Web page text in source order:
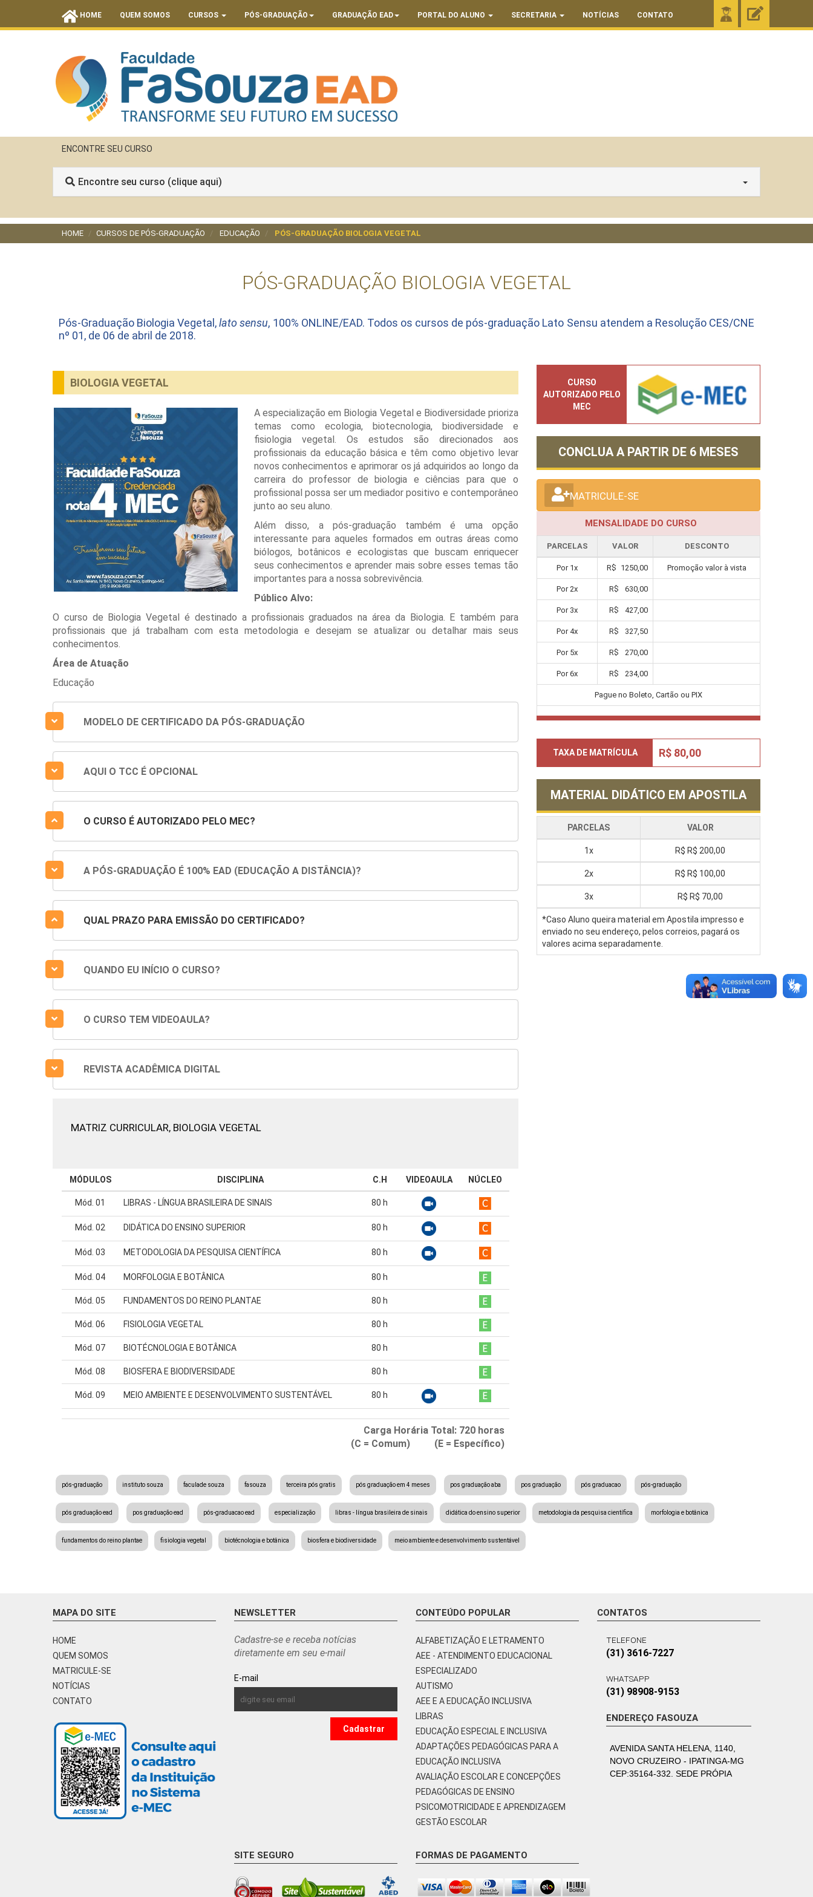
HOME QUEM SOMOS CURSOS PÓS-GRADUAÇÃO GRADUAÇÃO EAD PORTAL DO ALUNO SECRETARIA NOTÍCIAS CONTATO
ENCONTRE SEU CURSO
Encontre seu curso (clique aqui)
HOME CURSOS DE PÓS-GRADUAÇÃO EDUCAÇÃO PÓS-GRADUAÇÃO BIOLOGIA VEGETAL
PÓS-GRADUAÇÃO BIOLOGIA VEGETAL
Pós-Graduação Biologia Vegetal,lato sensu, 100% ONLINE/EAD. Todos os cursos de pós-graduação Lato Sensu atendem a Resolução CES/CNE
nº 01, de 06 de abril de 2018.
BIOLOGIA VEGETAL
A especialização em Biologia Vegetal e Biodiversidade prioriza
temas como ecologia, biotecnologia, biodiversidade e
fisiologia vegetal. Os estudos são direcionados aos
profissionais da educação básica e têm como objetivo levar
novos conhecimentos e aprimorar os já adquiridos ao longo da
carreira do professor de biologia e ciências para que o
profissional possa ser um mediador positivo e contemporâneo
junto ao seu aluno.
Além disso, a pós-graduação também é uma opção
interessante para aqueles formados em outras áreas como
biólogos, botânicos e ecologistas que buscam enriquecer
seus conhecimentos e aprender mais sobre esses temas tão
importantes para a nossa sobrevivência.
Público Alvo:
O curso de Biologia Vegetal é destinado a profissionais graduados na área da Biologia. E também para
profissionais que já trabalham com esta metodologia e desejam se atualizar ou detalhar mais seus
conhecimentos.
Área de Atuação
Educação
MODELO DE CERTIFICADO DA PÓS-GRADUAÇÃO
AQUI O TCC É OPCIONAL
O CURSO É AUTORIZADO PELO MEC?
A PÓS-GRADUAÇÃO É 100% EAD (EDUCAÇÃO A DISTÂNCIA)?
QUAL PRAZO PARA EMISSÃO DO CERTIFICADO?
QUANDO EU INÍCIO O CURSO?
O CURSO TEM VIDEOAULA?
REVISTA ACADÊMICA DIGITAL
MATRIZ CURRICULAR, BIOLOGIA VEGETAL
MÓDULOS DISCIPLINA C.H VIDEOAULA NÚCLEO
Mód. 01 LIBRAS - LÍNGUA BRASILEIRA DE SINAIS 80 h
Mód. 02 DIDÁTICA DO ENSINO SUPERIOR 80 h
Mód. 03 METODOLOGIA DA PESQUISA CIENTÍFICA 80 h
Mód. 04 MORFOLOGIA E BOTÂNICA 80 h
Mód. 05 FUNDAMENTOS DO REINO PLANTAE 80 h
Mód. 06 FISIOLOGIA VEGETAL 80 h
Mód. 07 BIOTÉCNOLOGIA E BOTÂNICA 80 h
Mód. 08 BIOSFERA E BIODIVERSIDADE 80 h
Mód. 09 MEIO AMBIENTE E DESENVOLVIMENTO SUSTENTÁVEL 80 h
Carga Horária Total: 720 horas
(C = Comum) (E = Específico)
CURSO
AUTORIZADO PELO
MEC
CONCLUA A PARTIR DE 6 MESES
MATRICULE-SE
MENSALIDADE DO CURSO
PARCELAS VALOR DESCONTO
Por 1x R$ 1250,00 Promoção valor à vista
Por2x R$ 630,00
Por 3x R$ 427,00
Por4x R$ 327,50
Por 5x R$ 270,00
Por6x R$ 234,00
Pague no Boleto, Cartão ou PIX
TAXA DE MATRÍCULA R$ 80,00
MATERIAL DIDÁTICO EM APOSTILA
PARCELAS VALOR
1x R$ R$ 200,00
2x R$ R$ 100,00
3x R$ R$ 70,00
*Caso Aluno queira material em Apostila impresso e
enviado no seu endereço, pelos correios, pagará os
valores acima separadamente.
pós-graduação instituto souza faculade souza fasouza terceira pós gratis pós graduação em 4 meses pos graduação aba pos graduação pós graduacao pós-graduação
pós graduação ead pos graduação ead pós-graduacao ead especialização libras - língua brasileira de sinais didática do ensino superior metodologia da pesquisa científica morfologia e botânica
fundamentos do reino plantae fisiologia vegetal biotécnologia e botânica biosfera e biodiversidade meio ambiente e desenvolvimento sustentável
MAPA DO SITE
HOME
QUEM SOMOS
MATRICULE-SE
NOTÍCIAS
CONTATO
NEWSLETTER
Cadastre-se e receba notícias
diretamente em seu e-mail
E-mail
CONTEÚDO POPULAR
ALFABETIZAÇÃO E LETRAMENTO
AEE - ATENDIMENTO EDUCACIONAL
ESPECIALIZADO
AUTISMO
AEE E A EDUCAÇÃO INCLUSIVA
LIBRAS
EDUCAÇÃO ESPECIAL E INCLUSIVA
ADAPTAÇÕES PEDAGÓGICAS PARA A
EDUCAÇÃO INCLUSIVA
AVALIAÇÃO ESCOLAR E CONCEPÇÕES
PEDAGÓGICAS DE ENSINO
PSICOMOTRICIDADE E APRENDIZAGEM
GESTÃO ESCOLAR
CONTATOS
TELEFONE
(31) 3616-7227
WHATSAPP
(31) 98908-9153
ENDEREÇO FASOUZA
AVENIDA SANTA HELENA, 1140,
NOVO CRUZEIRO - IPATINGA-MG
CEP:35164-332. SEDE PRÓPIA
SITE SEGURO FORMAS DE PAGAMENTO